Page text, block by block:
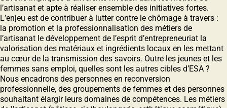
lʼartisanat et apte à réaliser ensemble des initiatives fortes.
Lʼenjeu est de contribuer à lutter contre le chômage à travers :
la promotion et la professionnalisation des métiers de
lʼartisanat le développement de lʼesprit dʼentrepreneuriat la
valorisation des matériaux et ingrédients locaux en les mettant
au cœur de la transmission des savoirs. Outre les jeunes et les
femmes sans emploi, quelles sont les autres cibles d’ESA ?
Nous encadrons des personnes en reconversion
professionnelle, des groupements de femmes et des personnes
souhaitant élargir leurs domaines de compétences. Les métiers